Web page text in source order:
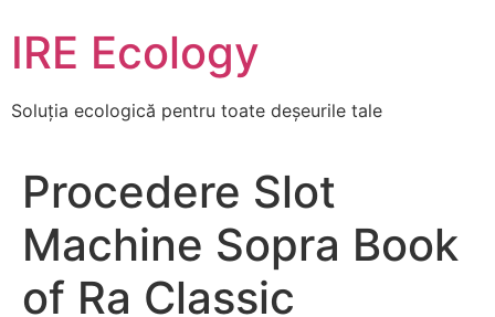
to
content
IRE Ecology
Soluția ecologică pentru toate deșeurile tale
Procedere Slot
Machine Sopra Book
of Ra Classic